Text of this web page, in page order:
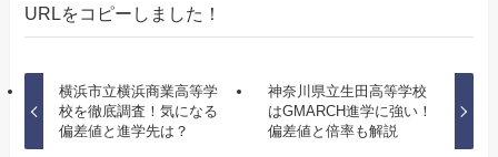
URLをコピーしました！
横浜市立横浜商業高等学
校を徹底調査！気になる
偏差値と進学先は？
神奈川県立生田高等学校
はGMARCH進学に強い！
偏差値と倍率も解説